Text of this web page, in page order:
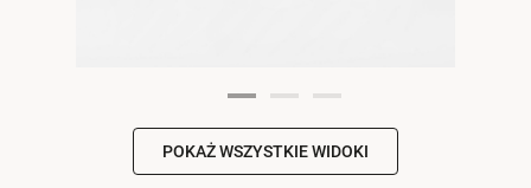
POKAŻ WSZYSTKIE WIDOKI